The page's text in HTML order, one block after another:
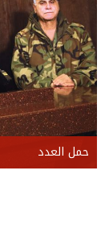
حمل العدد